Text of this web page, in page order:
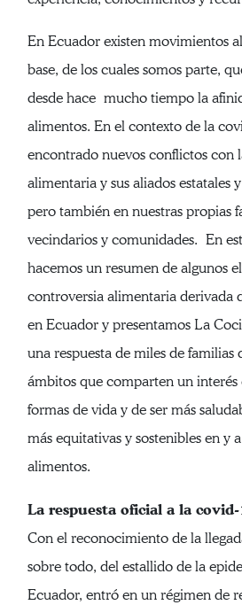
En Ecuador existen movimientos
base, de los cuales somos parte,
desde hace mucho tiempo la
alimentos. En el contexto de la
encontrado nuevos conflictos con
alimentaria y sus aliados estatales
pero también en nuestras propias
vecindarios y comunidades. En
hacemos un resumen de algunos
controversia alimentaria derivada
en Ecuador y presentamos La
una respuesta de miles de familias
ámbitos que comparten un
formas de vida y de ser más
más equitativas y sostenibles en y
alimentos.
La respuesta oficial a la covid-
Con el reconocimiento de la
sobre todo, del estallido de la
Ecuador, entró en un régimen de